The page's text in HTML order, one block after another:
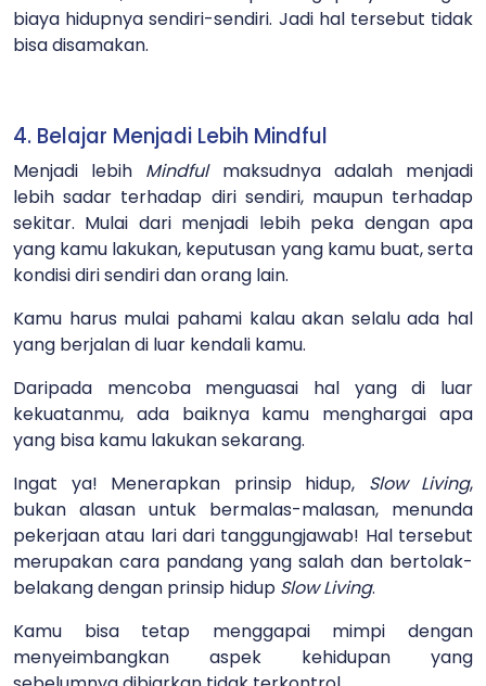
biaya hidupnya sendiri-sendiri. Jadi hal tersebut tidak
bisa disamakan.
4. Belajar Menjadi Lebih Mindful
Menjadi lebih Mindfulmaksudnya adalah menjadi
lebih sadar terhadap diri sendiri, maupun terhadap
sekitar. Mulai dari menjadi lebih peka dengan apa
yang kamu lakukan, keputusan yang kamu buat, serta
kondisi diri sendiri dan orang lain.
Kamu harus mulai pahami kalau akan selalu ada hal
yang berjalan di luar kendali kamu.
Daripada mencoba menguasai hal yang di luar
kekuatanmu, ada baiknya kamu menghargai apa
yang bisa kamu lakukan sekarang.
Ingat ya! Menerapkan prinsip hidup, Slow Living,
bukan alasan untuk bermalas-malasan, menunda
pekerjaan atau lari dari tanggungjawab! Hal tersebut
merupakan cara pandang yang salah dan bertolak-
belakang dengan prinsip hidup Slow Living.
Kamu bisa tetap menggapai mimpi dengan
menyeimbangkan aspek kehidupan yang